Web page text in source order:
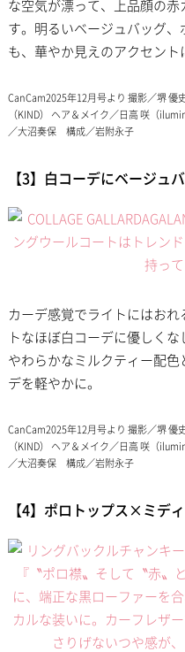
な空気が漂って、上品顔の
す。明るいベージュバッグ
も、華やか見えのアクセント
CanCam2025年12月号より 撮影／堺 優
（KIND） ヘア＆メイク／日高 咲（
／大沼奏保 構成／岩附永子
【3】白コーデにベージュ
カーデ感覚でライトにはお
トなほぼ白コーデに優しく
やわらかなミルクティー配
デを軽やかに。
CanCam2025年12月号より 撮影／堺 優
（KIND） ヘア＆メイク／日高 咲（
／大沼奏保 構成／岩附永子
【4】ポロトップス×ミデ